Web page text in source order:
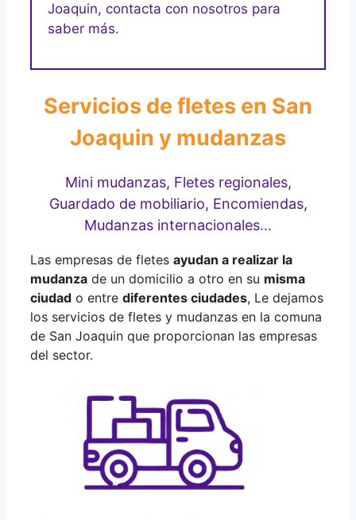
Joaquin, contacta con nosotros para
saber más.
Servicios de fletes en San
Joaquin y mudanzas
Mini mudanzas, Fletes regionales,
Guardado de mobiliario, Encomiendas,
Mudanzas internacionales…
Las empresas de fletes ayudan a realizar la
mudanza de un domicilio a otro en su misma
ciudad o entre diferentes ciudades, Le dejamos
los servicios de fletes y mudanzas en la comuna
de San Joaquin que proporcionan las empresas
del sector.